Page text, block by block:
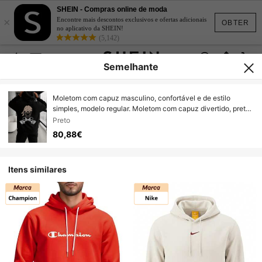
OBTER
×
SHEIN - Compras online de moda
Encontre mais descontos exclusivos e ofertas adicionais
no aplicativo da SHEIN!
(5,142)
Semelhante
Moletom com capuz masculino, confortável e de estilo
simples, modelo regular. Moletom com capuz divertido, preto,
para o outono/inverno, ideal para roupas de verão e
streetwear. Ótima opção para presente.
Preto
80,88€
Itens similares